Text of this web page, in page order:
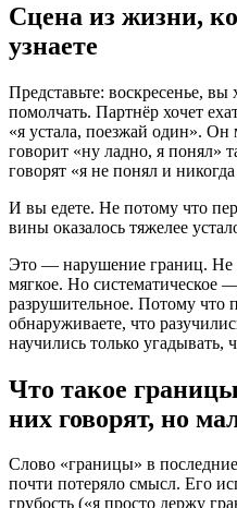
Сцена из жизни,
узнаете
Представьте: воскресенье,
помолчать. Партнёр хочет
«я устала, поезжай один».
говорит «ну ладно, я понял»
говорят «я не понял и
И вы едете. Не потому что
вины оказалось тяжелее
Это — нарушение границ. Не
мягкое. Но систематическое
разрушительное. Потому что
обнаруживаете, что
научились только угадывать,
Что такое
них говорят, но
Слово «границы» в
почти потеряло смысл. Его
грубость («я просто держу